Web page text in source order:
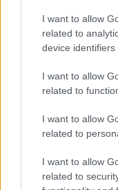
I want to allow
related to
device identifiers
I want to allow
related to
I want to allow
related to
I want to allow
related to
Väčšina je z